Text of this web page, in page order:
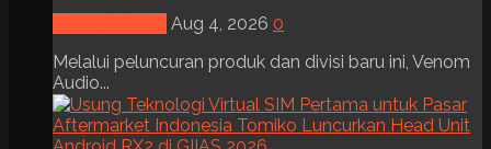
Aug 4, 2026 0
Melalui peluncuran produk dan divisi baru ini, Venom
Audio...